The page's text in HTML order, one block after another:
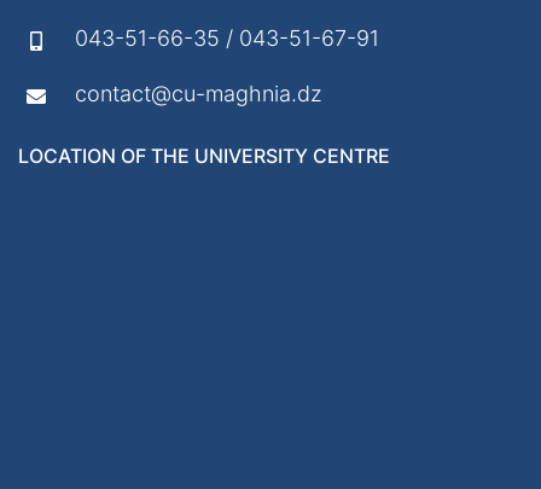
043-51-66-35 / 043-51-67-91
contact@cu-maghnia.dz
LOCATION OF THE UNIVERSITY CENTRE